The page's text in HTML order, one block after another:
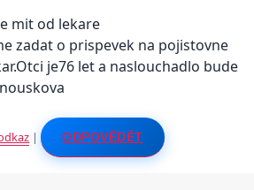
mit od lekare
zadat o prispevek na pojistovne
je76 let a naslouchadlo bude
| ODPOVĚDĚT